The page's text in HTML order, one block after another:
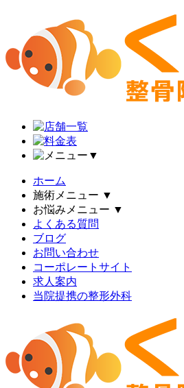
▼
ホーム
施術メニュー ▼
お悩みメニュー ▼
よくある質問
ブログ
お問い合わせ
コーポレートサイト
求人案内
当院提携の整形外科